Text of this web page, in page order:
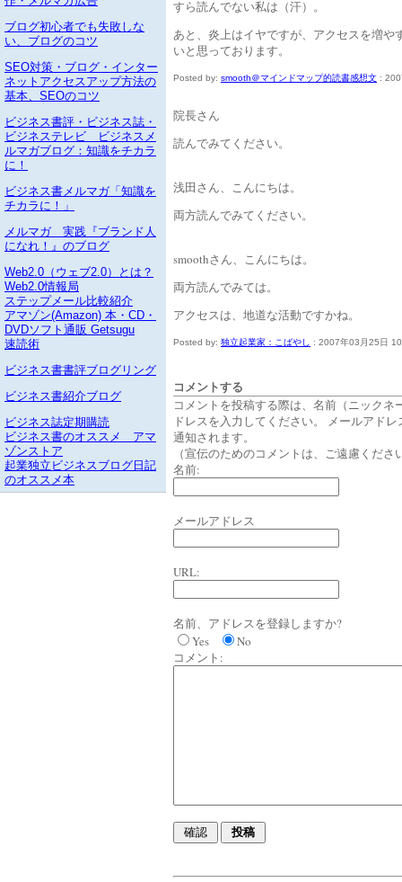
すら読んでない私は（汗）。
あと、炎上はイヤですが、アクセスを増や
いと思っております。
Posted by: smooth＠マインドマップ的読書感想文 :
院長さん
読んでみてください。
浅田さん、こんにちは。
両方読んでみてください。
smoothさん、こんにちは。
両方読んでみては。
アクセスは、地道な活動ですかね。
Posted by: 独立起業家：こばやし : 2007年03月25日
コメントする
コメントを投稿する際は、名前（ニックネ
ドレスを入力してください。 メールアド
通知されます。
（宣伝のためのコメントは、ご遠慮くださ
名前:
メールアドレス
URL:
名前、アドレスを登録しますか?
Yes
No
コメント:
ブログ初心者でも失敗しな
い、ブログのコツ
SEO対策・ブログ・インター
ネットアクセスアップ方法の
基本、SEOのコツ
ビジネス書評・ビジネス誌・
ビジネステレビ ビジネスメ
ルマガブログ：知識をチカラ
に！
ビジネス書メルマガ「知識を
チカラに！」
メルマガ 実践『ブランド人
になれ！』のブログ
Web2.0（ウェブ2.0）とは？
Web2.0情報局
ステップメール比較紹介
アマゾン(Amazon) 本・CD・
DVDソフト通販 Getsugu
速読術
ビジネス書書評ブログリング
ビジネス書紹介ブログ
ビジネス誌定期購読
ビジネス書のオススメ アマ
ゾンストア
起業独立ビジネスブログ日記
のオススメ本